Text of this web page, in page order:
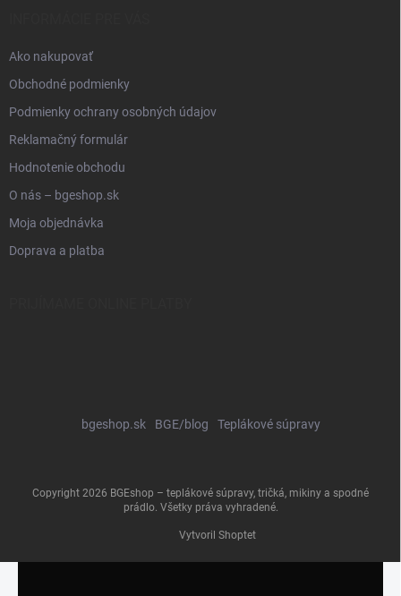
Ako nakupovať
Obchodné podmienky
Podmienky ochrany osobných údajov
Reklamačný formulár
Hodnotenie obchodu
O nás – bgeshop.sk
Moja objednávka
Doprava a platba
bgeshop.sk BGE/blog Teplákové súpravy
Vytvoril Shoptet
Copyright 2026 BGEshop – teplákové súpravy, tričká, mikiny a spodné
prádlo. Všetky práva vyhradené.